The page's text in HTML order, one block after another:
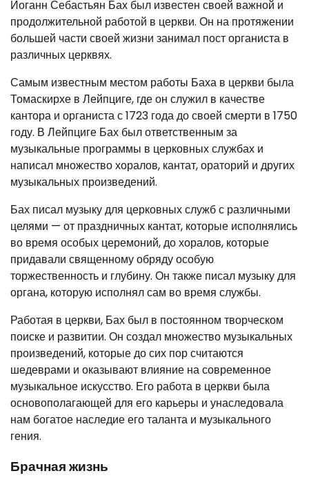
Иоганн Себастьян Бах был известен своей важной и
продолжительной работой в церкви. Он на протяжении
большей части своей жизни занимал пост органиста в
различных церквях.
Самым известным местом работы Баха в церкви была
Томаскирхе в Лейпциге, где он служил в качестве
кантора и органиста с 1723 года до своей смерти в 1750
году. В Лейпциге Бах был ответственным за
музыкальные программы в церковных службах и
написал множество хоралов, кантат, ораторий и других
музыкальных произведений.
Бах писал музыку для церковных служб с различными
целями — от праздничных кантат, которые исполнялись
во время особых церемоний, до хоралов, которые
придавали священному обряду особую
торжественность и глубину. Он также писал музыку для
органа, которую исполнял сам во время службы.
Работая в церкви, Бах был в постоянном творческом
поиске и развитии. Он создал множество музыкальных
произведений, которые до сих пор считаются
шедеврами и оказывают влияние на современное
музыкальное искусство. Его работа в церкви была
основополагающей для его карьеры и унаследовала
нам богатое наследие его таланта и музыкального
гения.
Брачная жизнь